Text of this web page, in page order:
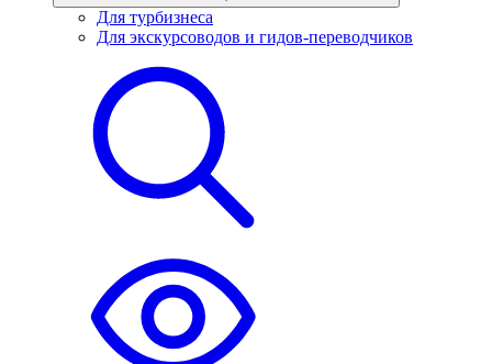
Для турбизнеса
Для экскурсоводов и гидов-переводчиков